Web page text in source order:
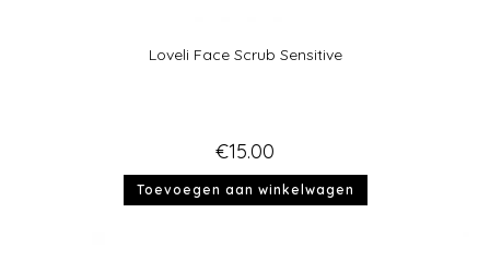
Loveli Face Scrub Sensitive
€15.00
Toevoegen aan winkelwagen